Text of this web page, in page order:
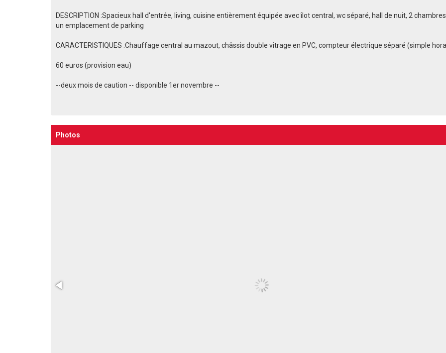
DESCRIPTION :Spacieux hall d'entrée, living, cuisine entièrement équipée avec îlot central, wc séparé, hall de nuit, 2
un emplacement de parking
CARACTERISTIQUES :Chauffage central au mazout, châssis double vitrage en PVC, compteur électrique séparé (simple
60 euros (provision eau)
--deux mois de caution -- disponible 1er novembre --
Photos